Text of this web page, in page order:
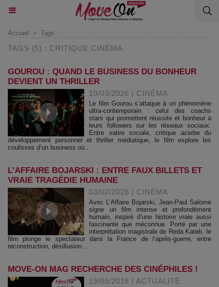
Accueil > Tags
TAGS (5) : CRITIQUE CINÉMA
GOUROU : QUAND LE BUSINESS DU BONHEUR
DEVIENT UN THRILLER
10/03/2026 | CINÉMA
Le film Gourou s’attaque à un phénomène
ultra-contemporain : celui des coachs
stars qui promettent réussite et bonheur à
leurs followers sur les réseaux sociaux.
Entre satire sociale, critique acerbe du
développement personnel et thriller médiatique, le film explore les
coulisses d’un business où...
L’AFFAIRE BOJARSKI : ENTRE FAUX BILLETS ET
VRAIE TRAGÉDIE HUMAINE
03/02/2026 | CINÉMA
Avec L’Affaire Bojarski, Jean-Paul Salomé
signe un film intense et profondément
humain, inspiré d’une histoire vraie aussi
fascinante que méconnue. Porté par une
interprétation magistrale de Reda Kateb, le
film plonge le spectateur dans la France de l’après-guerre, entre
reconstruction, désillusion...
MOVE-ON MAG RECHERCHE DES CINÉPHILES !
19/05/2018 | ACTUALITÉ